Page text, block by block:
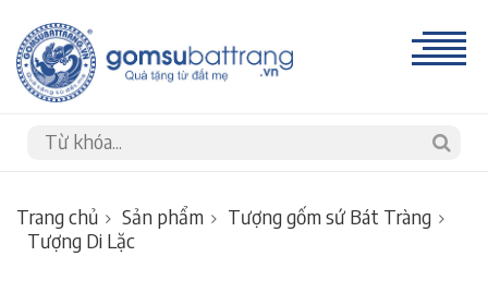
Trang chủ Sản phẩm
Tượng gốm sứ Bát Tràng
Tượng Di Lặc